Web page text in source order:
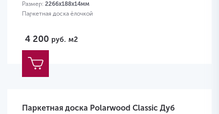
Размер: 2266х188х14мм
Паркетная доска ёлочкой
4 200 руб. м2
Паркетная доска Polarwood Classic Дуб